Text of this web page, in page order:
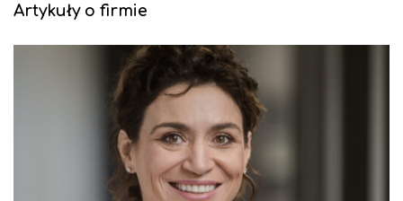
Artykuły o firmie